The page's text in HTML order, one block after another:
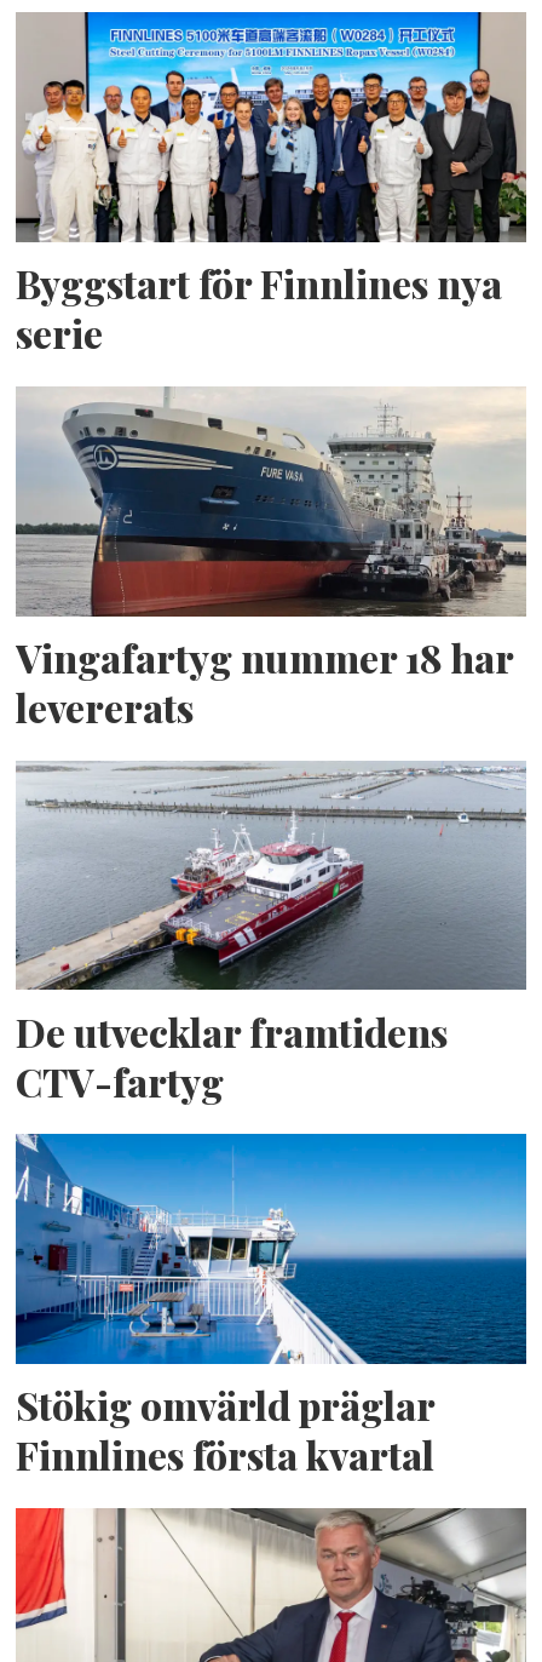
Byggstart för Finnlines nya
serie
Vingafartyg nummer 18 har
levererats
De utvecklar framtidens
CTV-fartyg
Stökig omvärld präglar
Finnlines första kvartal